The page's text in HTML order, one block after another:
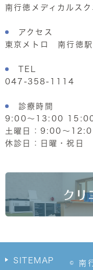
南行徳メディカルス
アクセス
東京メトロ 南行徳駅
TEL
047-358-1114
診療時間
9:00～13:00
土曜日：9:00～
休診日：日曜・祝日
SITEMAP © 南